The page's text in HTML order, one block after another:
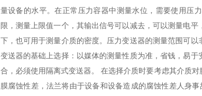
量设备的水平。在正常压力容器中测量水位，需要使用压
限，测量上限值一个，其输出信号可以减去，可以测量电
下，也可用于测量介质的密度。压力变送器的测量范围可
变送器的基础上选择：以媒体的测量性质为准，省钱，易
合，必须使用隔离式变送器。 在选择介质时要考虑其介质
膜腐蚀性差，法兰将由于设备和设备造成的腐蚀性差人身